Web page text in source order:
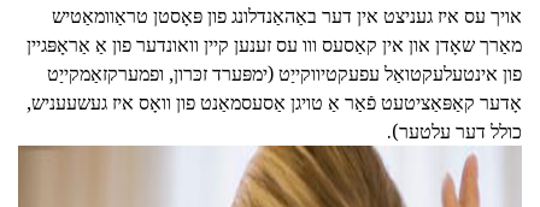
אויך עס איז געניצט אין דער באַהאַנדלונג פון פּאָסטן טראַוומאַטיש
מאַרך שאָדן און אין קאַסעס ווו עס זענען קיין וואונדער פון אַ אַראָפּגיין
פון אינטעלעקטואַל עפעקטיווקייַט (ימפּערד זכּרון, ופמערקזאַמקייַט
אָדער קאַפּאַציטעט פֿאַר אַ טויגן אַסעסמאַנט פון וואָס איז געשעעניש,
כולל דער עלטער).